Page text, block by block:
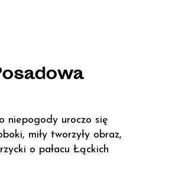
niepogody uroczo się
miły tworzyły obraz,
o pałacu Łąckich